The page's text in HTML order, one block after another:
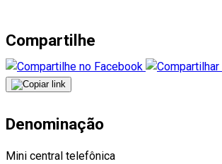
Compartilhe
Denominação
Mini central telefônica